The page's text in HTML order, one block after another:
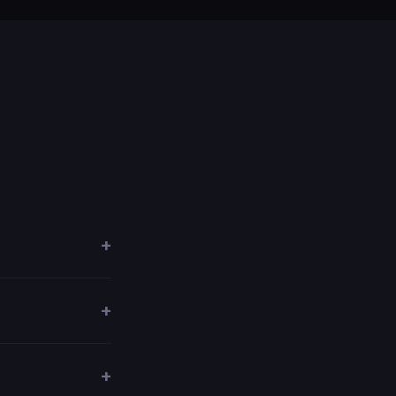
+
+
+